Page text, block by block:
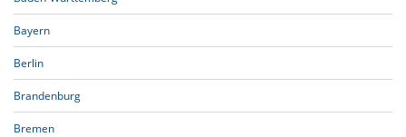
Bayern
Berlin
Brandenburg
Bremen